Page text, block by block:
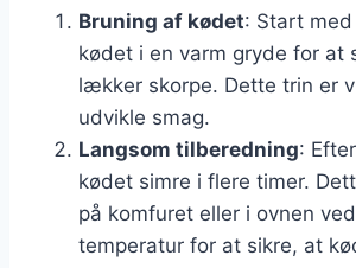
Bruning af kødet: Start
kødet i en varm gryde for at
lækker skorpe. Dette trin er
udvikle smag.
Langsom tilberedning:
kødet simre i flere timer.
på komfuret eller i ovnen
temperatur for at sikre, at